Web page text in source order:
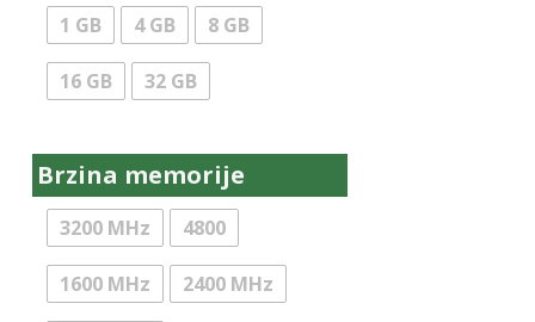
Kolink
LC Power
LG
LogiLink
Logitech
Marvo
1 GB 4 GB 8 GB
16 GB 32 GB
Brzina memorije
3200 MHz 4800
1600 MHz 2400 MHz